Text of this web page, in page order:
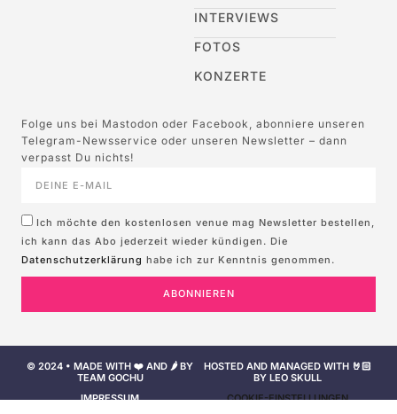
INTERVIEWS
FOTOS
KONZERTE
Folge uns bei Mastodon oder Facebook, abonniere unseren
Telegram-Newsservice oder unseren Newsletter – dann
verpasst Du nichts!
Ich möchte den kostenlosen venue mag Newsletter bestellen,
ich kann das Abo jederzeit wieder kündigen. Die
Datenschutzerklärung habe ich zur Kenntnis genommen.
ABONNIEREN
© 2024 • MADE WITH ❤️ AND 🌶️ BY
TEAM GOCHU
HOSTED AND MANAGED WITH 🤘🏻
BY LEO SKULL
IMPRESSUM
COOKIE-EINSTELLUNGEN